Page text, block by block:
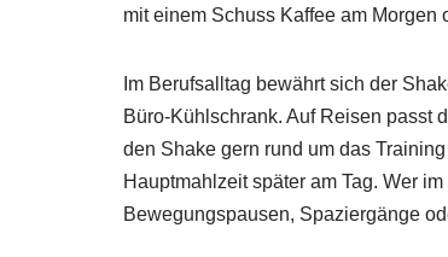
mit einem Schuss Kaffee am Morgen
Im Berufsalltag bewährt sich der
Büro-Kühlschrank. Auf Reisen passt
den Shake gern rund um das
Hauptmahlzeit später am Tag. Wer
Bewegungspausen, Spaziergänge